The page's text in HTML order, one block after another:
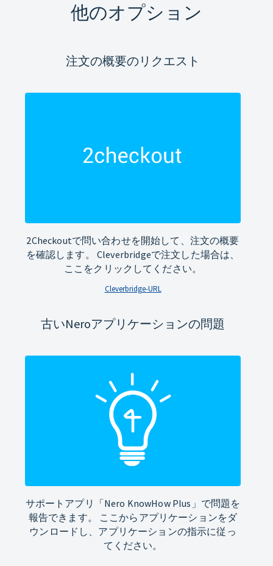
他のオプション
注文の概要のリクエスト
2Checkoutで問い合わせを開始して、注文の概要
を確認します。 Cleverbridgeで注文した場合は、
ここをクリックしてください。
Cleverbridge-URL
古いNeroアプリケーションの問題
サポートアプリ「Nero KnowHow Plus」で問題を
報告できます。 ここからアプリケーションをダ
ウンロードし、アプリケーションの指示に従っ
てください。